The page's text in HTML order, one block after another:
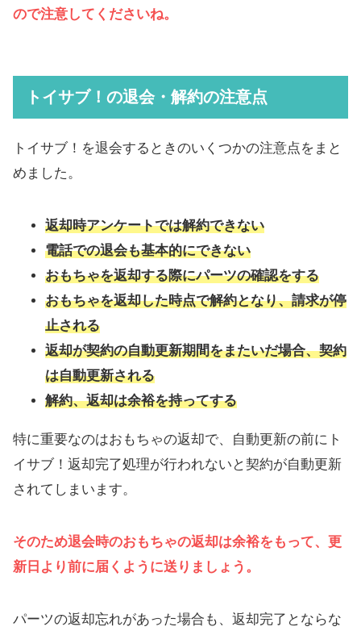
ので注意してくださいね。
トイサブ！の退会・解約の注意点
トイサブ！を退会するときのいくつかの注意点をまと
めました。
返却時アンケートでは解約できない
電話での退会も基本的にできない
おもちゃを返却する際にパーツの確認をする
おもちゃを返却した時点で解約となり、請求が停
止される
返却が契約の自動更新期間をまたいだ場合、契約
は自動更新される
解約、返却は余裕を持ってする
特に重要なのはおもちゃの返却で、自動更新の前にト
イサブ！返却完了処理が行われないと契約が自動更新
されてしまいます。
そのため退会時のおもちゃの返却は余裕をもって、更
新日より前に届くように送りましょう。
パーツの返却忘れがあった場合も、返却完了とならな